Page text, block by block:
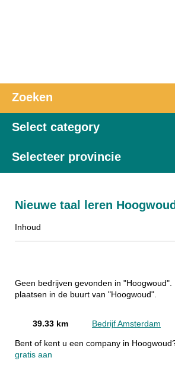
Zoeken
Select category
Selecteer provincie
Nieuwe taal leren Hoogwoud
Inhoud
Geen bedrijven gevonden in
plaatsen in de buurt van "Hoogwoud".
39.33 km Bedrijf Amsterdam
Bent of kent u een company in
gratis aan